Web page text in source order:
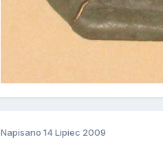
Napisano14 Lipiec 2009